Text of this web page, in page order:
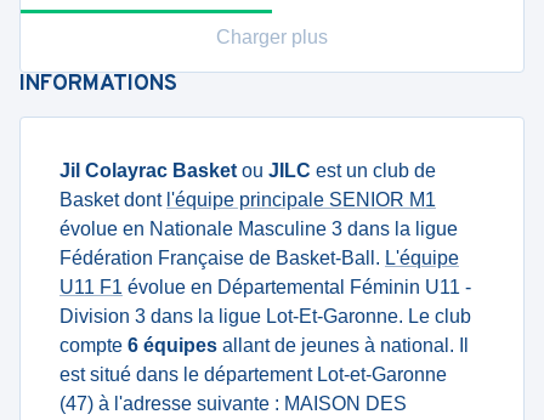
Charger plus
INFORMATIONS
Jil Colayrac Basket ou JILC est un club de
Basket dont l'équipe principale SENIOR M1
évolue en Nationale Masculine 3 dans la ligue
Fédération Française de Basket-Ball. L'équipe
U11 F1 évolue en Départemental Féminin U11 -
Division 3 dans la ligue Lot-Et-Garonne. Le club
compte 6 équipes allant de jeunes à national. Il
est situé dans le département Lot-et-Garonne
(47) à l'adresse suivante : MAISON DES